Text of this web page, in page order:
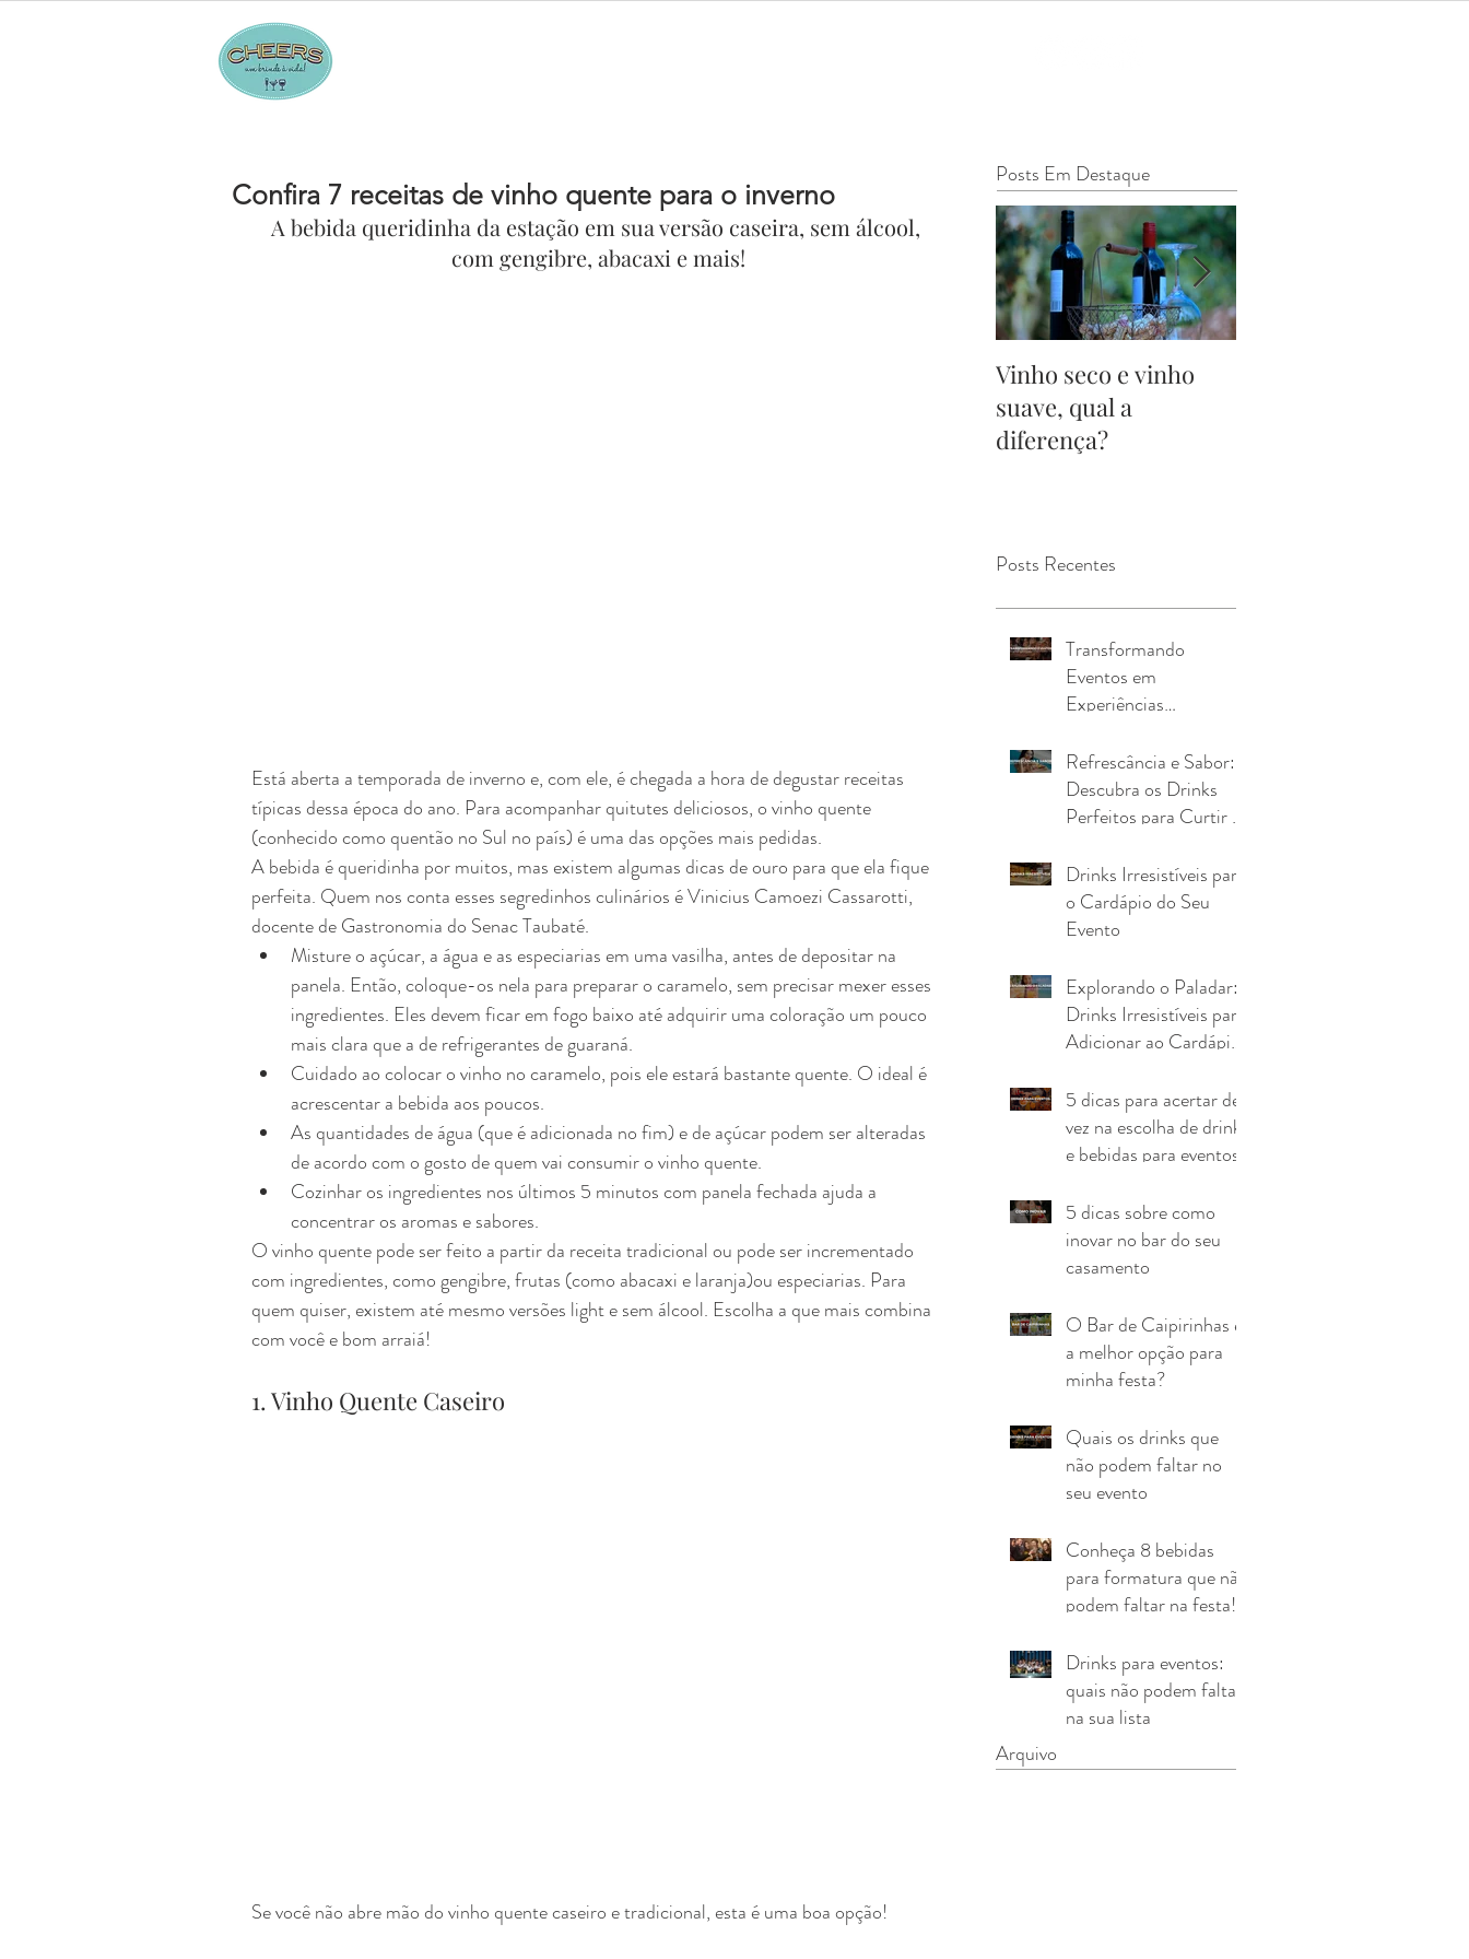
Confira 7 receitas de vinho quente para o inverno
A bebida queridinha da estação em sua versão caseira, sem álcool,
com gengibre, abacaxi e mais!
Está aberta a temporada de inverno e, com ele, é chegada a hora de degustar receitas
típicas dessa época do ano. Para acompanhar quitutes deliciosos, o vinho quente
(conhecido como quentão no Sul no país) é uma das opções mais pedidas.
A bebida é queridinha por muitos, mas existem algumas dicas de ouro para que ela fique
perfeita. Quem nos conta esses segredinhos culinários é Vinicius Camoezi Cassarotti,
docente de Gastronomia do Senac Taubaté.
Misture o açúcar, a água e as especiarias em uma vasilha, antes de depositar na
panela. Então, coloque-os nela para preparar o caramelo, sem precisar mexer esses
ingredientes. Eles devem ficar em fogo baixo até adquirir uma coloração um pouco
mais clara que a de refrigerantes de guaraná.
Cuidado ao colocar o vinho no caramelo, pois ele estará bastante quente. O ideal é
acrescentar a bebida aos poucos.
As quantidades de água (que é adicionada no fim) e de açúcar podem ser alteradas
de acordo com o gosto de quem vai consumir o vinho quente.
Cozinhar os ingredientes nos últimos 5 minutos com panela fechada ajuda a
concentrar os aromas e sabores.
O vinho quente pode ser feito a partir da receita tradicional ou pode ser incrementado
com ingredientes, como gengibre, frutas (como abacaxi e laranja)ou especiarias. Para
quem quiser, existem até mesmo versões light e sem álcool. Escolha a que mais combina
com você e bom arraiá!
1. Vinho Quente Caseiro
Se você não abre mão do vinho quente caseiro e tradicional, esta é uma boa opção!
Posts Em Destaque
Vinho seco e vinho
suave, qual a
diferença?
Posts Recentes
Transformando
Eventos em
Experiências
Kombi Drink Truck
Refrescância e Sabor:
Descubra os Drinks
Perfeitos para Curtir o
Drinks Irresistíveis para
o Cardápio do Seu
Evento
Explorando o Paladar:
Drinks Irresistíveis para
Adicionar ao Cardápio
5 dicas para acertar de
vez na escolha de drinks
e bebidas para eventos
5 dicas sobre como
inovar no bar do seu
casamento
O Bar de Caipirinhas é
a melhor opção para
minha festa?
Quais os drinks que
não podem faltar no
seu evento
Conheça 8 bebidas
para formatura que não
podem faltar na festa!
Drinks para eventos:
quais não podem faltar
na sua lista
Arquivo